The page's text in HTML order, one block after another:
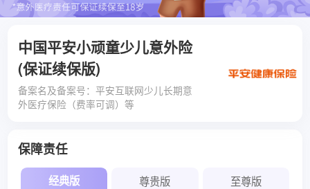
中国平安小顽童少儿意外险
(保证续保版)
备案名及备案号：平安互联网少儿长期意
外医疗保险（费率可调）等
保障责任
经典版 尊贵版 至尊版